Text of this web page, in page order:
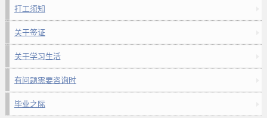
打工须知
关于签证
关于学习生活
有问题需要咨询时
毕业之际